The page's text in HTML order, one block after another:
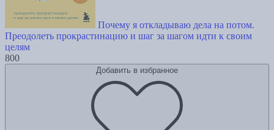
Почему я откладываю дела на потом.
Преодолеть прокрастинацию и шаг за шагом идти к своим
целям
800
Добавить в избранное